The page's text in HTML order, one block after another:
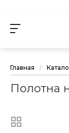
Главная /
Полотна